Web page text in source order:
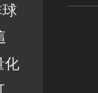
化